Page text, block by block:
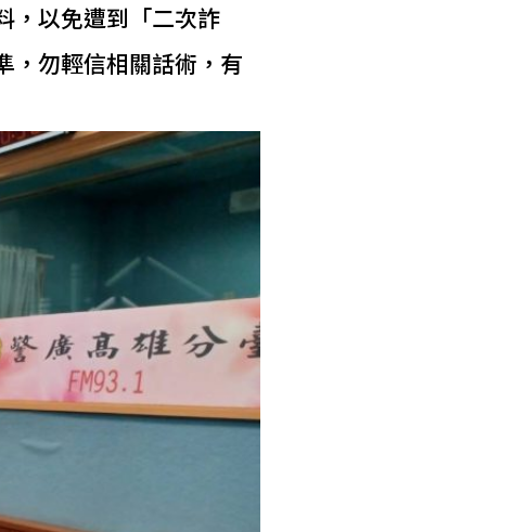
，以免遭到「二次詐
，勿輕信相關話術，有